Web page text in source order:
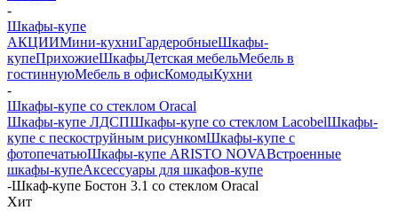
-
Шкафы-купе
АКЦИИМини-кухниГардеробныеШкафы-
купеПрихожиеШкафыДетская мебельМебель в
гостиннуюМебель в офисКомодыКухни
-
Шкафы-купе со стеклом Oracal
Шкафы-купе ЛДСПШкафы-купе со стеклом LacobelШкафы-
купе с пескоструйным рисункомШкафы-купе с
фотопечатьюШкафы-купе ARISTO NOVAВстроенные
шкафы-купеАксессуары для шкафов-купе
-Шкаф-купе Бостон 3.1 со стеклом Oracal
Хит